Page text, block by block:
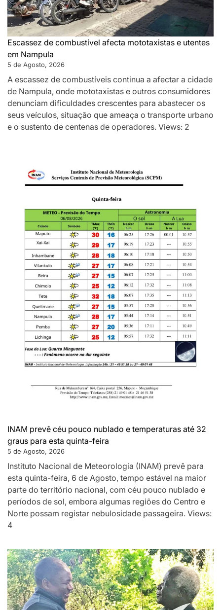
Escassez de combustível afecta mototaxistas e utentes
em Nampula
5 de Agosto, 2026
A escassez de combustíveis continua a afectar a cidade
de Nampula, onde mototaxistas e outros consumidores
denunciam dificuldades crescentes para abastecer os
seus veículos, situação que ameaça o transporte urbano
e o sustento de centenas de operadores. Views: 2
INAM prevê céu pouco nublado e temperaturas até 32
graus para esta quinta-feira
5 de Agosto, 2026
Instituto Nacional de Meteorologia (INAM) prevê para
esta quinta-feira, 6 de Agosto, tempo estável na maior
parte do território nacional, com céu pouco nublado e
períodos de sol, embora algumas regiões do Centro e
Norte possam registar nebulosidade passageira. Views:
4